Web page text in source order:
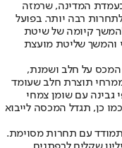
בעמדת המדינה, שרמזה
רבה יותר. בפועל
קיומה של שיטת
והמשך שליטת מועצת
המכס על חלב ושמנת,
ל-5%. המכס על ממרחי תוצרת חלב שעומד
על תחליפי גבינה עם שומן צמחי
גבינה עם סויה יופחת מ-25% ל-3%. כמו כן, תגדל המכסה לייבוא
עם תחרות מסוימת.